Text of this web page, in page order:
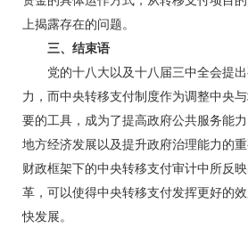
上揭露存在的问题。
三、结束语
党的十八大以及十八届三中全会提出
力，而中央转移支付制度作为调整中央
要的工具，成为了提高政府公共服务能
地方经济发展以及提升政府治理能力的
财政框架下的中央转移支付审计中所反
革，可以使得中央转移支付发挥更好的
快发展。